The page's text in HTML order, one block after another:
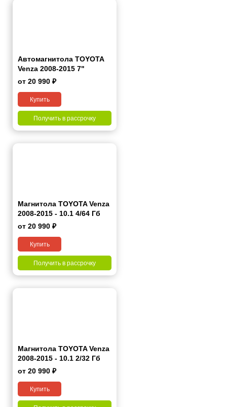
Автомагнитола TOYOTA
Venza 2008-2015 7"
от 20 990 ₽
Купить
Получить в рассрочку
Магнитола TOYOTA Venza
2008-2015 - 10.1 4/64 Гб
Pro
от 20 990 ₽
Купить
Получить в рассрочку
Магнитола TOYOTA Venza
2008-2015 - 10.1 2/32 Гб
Pro
от 20 990 ₽
Купить